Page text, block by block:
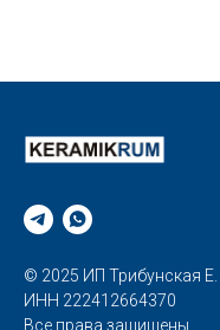
© 2025 ИП Трибунская Е.
ИНН 222412664370
Все права защищены